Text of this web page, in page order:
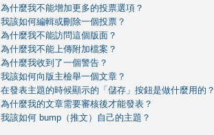
為什麼我不能增加更多的投票選項？
我該如何編輯或刪除一個投票？
為什麼我不能訪問這個版面？
為什麼我不能上傳附加檔案？
為什麼我收到了一個警告？
我該如何向版主檢舉一個文章？
在發表主題的時候顯示的「儲存」按鈕是做什麼用的？
為什麼我的文章需要審核後才能發表？
我該如何 bump（推文）自己的主題？